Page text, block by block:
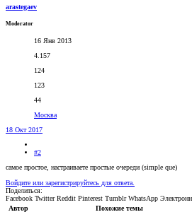
arastegaev
Moderator
16 Янв 2013
4.157
124
123
44
Москва
18 Окт 2017
#2
самое простое, настраиваете простые очереди (simple que)
Войдите или зарегистрируйтесь для ответа.
Поделиться:
Facebook Twitter Reddit Pinterest Tumblr WhatsApp
Автор
Похожие темы